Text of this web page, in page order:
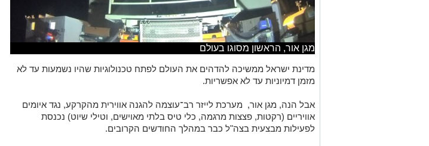
מגן אור, הראשון מסוגו בעולם
מדינת ישראל ממשיכה להדהים את העולם לפתח טכנולוגיות שהיו נשמעות עד לא
מזמן דמיוניות עד לא אפשריות.
אבל הנה, מגן אור, מערכת לייזר רב־עוצמה להגנה אווירית מהקרקע, נגד איומים
אוויריים (רקטות, פצצות מרגמה, כלי טיס בלתי מאוישים, וטילי שיוט) נכנסת
לפעילות מבצעית בצה"ל כבר במהלך החודשים הקרובים.